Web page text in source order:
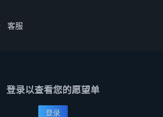
客服
登录以查看您的愿望单
登录